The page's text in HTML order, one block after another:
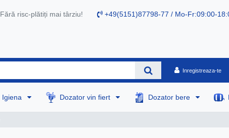
Fără risc-plătiți mai târziu! +49(5151)87798-77 / Mo-Fr:09:00-
Inregistreaza-te
Igiena Dozator vin fiert Dozator bere